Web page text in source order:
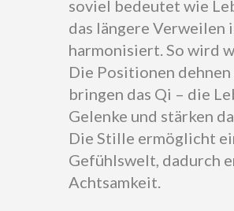
soviel bedeutet wie
das längere Verweilen
harmonisiert. So wird
Die Positionen dehnen
bringen das Qi – die
Gelenke und stärken
Die Stille ermöglicht
Gefühlswelt, dadurch
Achtsamkeit.